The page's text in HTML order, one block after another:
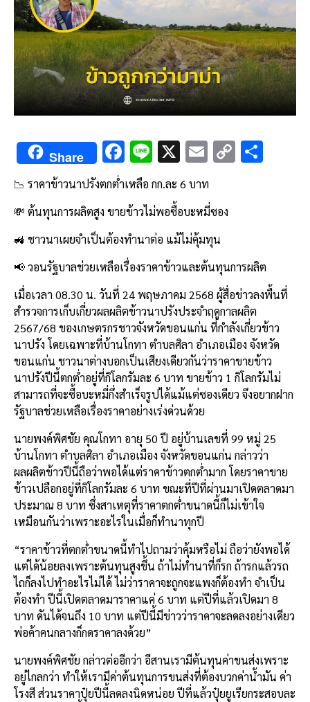
Share F
ac
e
b
o
o
k
Li
e
X E
ai
l
C
k
📉 ราคาข้าวนาปรังตกต่ำเหลือ กก.ละ 6 บาท
💸 ต้นทุนการผลิตสูง ขายข้าวไม่พอซื้อบะหมี่ซอง
🚜 ชาวนาเผยจำเป็นต้องทำนาต่อ แม้ไม่คุ้มทุน
📢 วอนรัฐบาลช่วยเหลือเรื่องราคาข้าวและต้นทุนการผลิต
เมื่อเวลา 08.30 น. วันที่ 24 พฤษภาคม 2568 ผู้สื่อข่าวลงพื้นที่
สำรวจการเก็บเกี่ยวผลผลิตข้าวนาปรังประจำฤดูกาลผลิต
2567/68 ของเกษตรกรชาวจังหวัดขอนแก่น ที่กำลังเกี่ยวข้าว
นาปรัง โดยเฉพาะที่บ้านโกทา ตำบลศิลา อำเภอเมือง จังหวัด
ขอนแก่น ชาวนาต่างบอกเป็นเสียงเดียวกันว่าราคาขายข้าว
นาปรังปีนี้ตกต่ำอยู่ที่กิโลกรัมละ 6 บาท ขายข้าว 1 กิโลกรัมไม่
สามารถที่จะซื้อบะหมี่กึ่งสำเร็จรูปได้แม้แต่ซองเดียว จึงอยากฝาก
รัฐบาลช่วยเหลือเรื่องราคาอย่างเร่งด่วนด้วย
นายพงค์พิศชัย คุณโกทา อายุ 50 ปี อยู่บ้านเลขที่ 99 หมู่ 25
บ้านโกทา ตำบลศิลา อำเภอเมือง จังหวัดขอนแก่น กล่าวว่า
ผลผลิตข้าวปีนี้ถือว่าพอได้แต่ราคาข้าวตกต่ำมาก โดยราคาขาย
ข้าวเปลือกอยู่ที่กิโลกรัมละ 6 บาท ขณะที่ปีที่ผ่านมาเปิดตลาดมา
ประมาณ 8 บาท ซึ่งสาเหตุที่ราคาตกต่ำขนาดนี้ก็ไม่เข้าใจ
เหมือนกันว่าเพราะอะไรในเมื่อก็ทำนาทุกปี
“ราคาข้าวที่ตกต่ำขนาดนี้ทำไปถามว่าคุ้มหรือไม่ ถือว่ายังพอได้
แต่ได้น้อยลงเพราะต้นทุนสูงขึ้น ถ้าไม่ทำนาที่ก็รก ถ้ารกแล้วรถ
ไถก็ลงไปทำอะไรไม่ได้ ไม่ว่าราคาจะถูกจะแพงก็ต้องทำ จำเป็น
ต้องทำ ปีนี้เปิดตลาดมาราคาแค่ 6 บาท แต่ปีที่แล้วเปิดมา 8
บาท ดันได้จนถึง 10 บาท แต่ปีนี้มีข่าวว่าราคาจะลดลงอย่างเดียว
พ่อค้าคนกลางก็กดราคาลงด้วย”
นายพงค์พิศชัย กล่าวต่ออีกว่า อีสานเรามีต้นทุนค่าขนส่งเพราะ
อยู่ไกลกว่า ทำให้เรามีค่าต้นทุนการขนส่งที่ต้องบวกค่าน้ำมัน ค่า
โรงสี ส่วนราคาปุ๋ยปีนี้ลดลงนิดหน่อย ปีที่แล้วปุ๋ยยูเรียกระสอบละ